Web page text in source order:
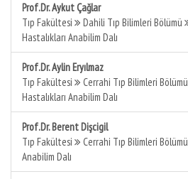
Prof.Dr. Aykut Çağlar
Tıp Fakültesi
Dahili Tıp Bilimleri Bölümü
Hastalıkları Anabilim Dalı
Prof.Dr. Aylin Eryılmaz
Tıp Fakültesi
Cerrahi Tıp Bilimleri Bölümü
Hastalıkları Anabilim Dalı
Prof.Dr. Berent Dişcigil
Tıp Fakültesi
Cerrahi Tıp Bilimleri Bölümü
Anabilim Dalı